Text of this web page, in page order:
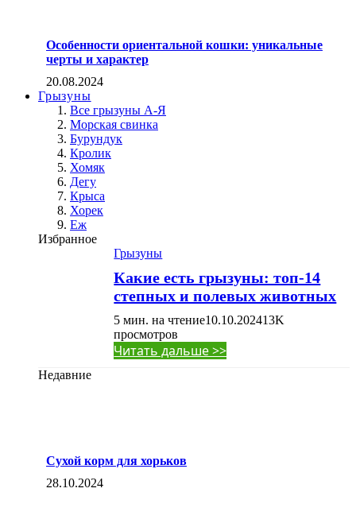
Особенности ориентальной кошки: уникальные
черты и характер
20.08.2024
Грызуны
Все грызуны А-Я
Морская свинка
Бурундук
Кролик
Хомяк
Дегу
Крыса
Хорек
Еж
Избранное
Грызуны
Какие есть грызуны: топ-14
степных и полевых животных
5 мин. на чтение10.10.202413K
просмотров
Читать дальше >>
Недавние
Сухой корм для хорьков
28.10.2024